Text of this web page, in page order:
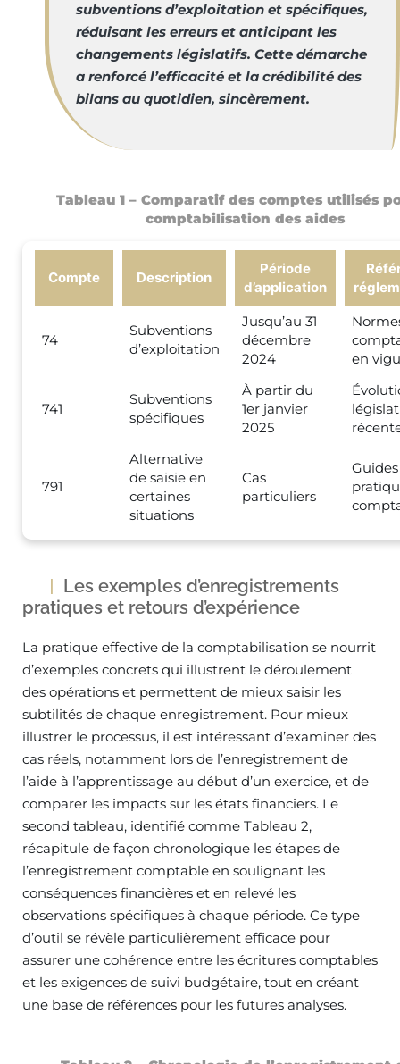
subventions d’exploitation et spécifiques,
réduisant les erreurs et anticipant les
changements législatifs. Cette démarche
a renforcé l’efficacité et la crédibilité des
bilans au quotidien, sincèrement.
Tableau 1 – Comparatif des comptes utilisés
comptabilisation des aides
Compte Description
Période
d’application
74
Subventions
d’exploitation
Jusqu’au 31
décembre
2024
en
741
Subventions
spécifiques
À partir du
1er janvier
2025
791
Alternative
de saisie en
certaines
situations
Cas
particuliers
Guides
Les exemples d’enregistrements
pratiques et retours d’expérience
La pratique effective de la comptabilisation se nourrit
d’exemples concrets qui illustrent le déroulement
des opérations et permettent de mieux saisir les
subtilités de chaque enregistrement. Pour mieux
illustrer le processus, il est intéressant d’examiner des
cas réels, notamment lors de l’enregistrement de
l’aide à l’apprentissage au début d’un exercice, et de
comparer les impacts sur les états financiers. Le
second tableau, identifié comme Tableau 2,
récapitule de façon chronologique les étapes de
l’enregistrement comptable en soulignant les
conséquences financières et en relevé les
observations spécifiques à chaque période. Ce type
d’outil se révèle particulièrement efficace pour
assurer une cohérence entre les écritures comptables
et les exigences de suivi budgétaire, tout en créant
une base de références pour les futures analyses.